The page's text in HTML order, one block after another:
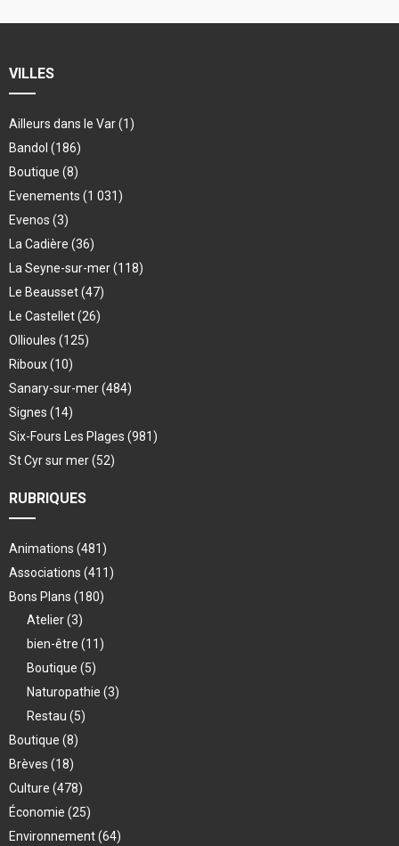
VILLES
Ailleurs dans le Var(1)
Bandol (186)
Boutique (8)
Evenements (1 031)
Evenos (3)
La Cadière (36)
La Seyne-sur-mer(118)
Le Beausset(47)
Le Castellet(26)
Ollioules (125)
Riboux(10)
Sanary-sur-mer(484)
Signes (14)
Six-Fours Les Plages (981)
St Cyr sur mer(52)
RUBRIQUES
Animations (481)
Associations (411)
Bons Plans (180)
Atelier(3)
bien-être (11)
Boutique (5)
Naturopathie (3)
Restau (5)
Boutique (8)
Brèves (18)
Culture (478)
Économie (25)
Environnement(64)